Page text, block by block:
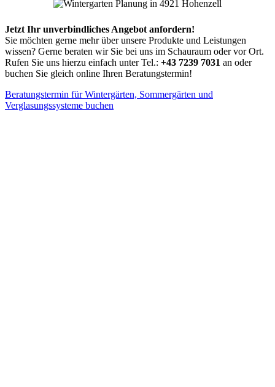
Jetzt Ihr unverbindliches Angebot anfordern!
Sie möchten gerne mehr über unsere Produkte und Leistungen
wissen? Gerne beraten wir Sie bei uns im Schauraum oder vor Ort.
Rufen Sie uns hierzu einfach unter Tel.: +43 7239 7031 an oder
buchen Sie gleich online Ihren Beratungstermin!
Beratungstermin für Wintergärten, Sommergärten und
Verglasungssysteme buchen